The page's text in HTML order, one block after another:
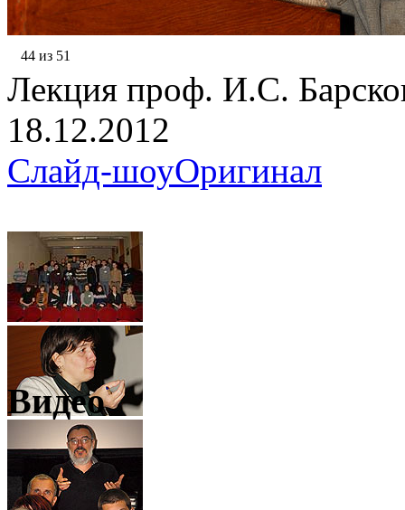
44 из 51
Лекция проф. И.С.
18.12.2012
Слайд-шоуОригинал
Видео